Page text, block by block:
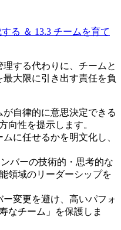
る ＆ 13.3 チームを育て
する代わりに、チームと
大限に引き出す責任を負
が自律的に意思決定できる
向性を提示します。
に任せるかを明文化し、
バーの技術的・思考的な
領域のリーダーシップを
ー変更を避け、高いパフォ
なチーム」を保護しま